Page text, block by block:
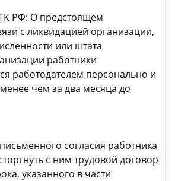
РФ: О предстоящем
с ликвидацией организации,
или штата
работники
работодателем персонально и
чем за два месяца до
согласия работника
с ним трудовой договор
указанного в части